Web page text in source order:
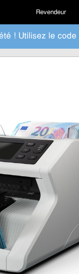
Revendeur
! Utilisez le code